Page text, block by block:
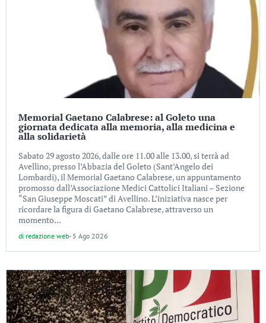
Memorial Gaetano Calabrese: al Goleto una
giornata dedicata alla memoria, alla medicina e
alla solidarietà
Sabato 29 agosto 2026, dalle ore 11.00 alle 13.00, si terrà ad
Avellino, presso l’Abbazia del Goleto (Sant’Angelo dei
Lombardi), il Memorial Gaetano Calabrese, un appuntamento
promosso dall’Associazione Medici Cattolici Italiani – Sezione
“San Giuseppe Moscati” di Avellino. L’iniziativa nasce per
ricordare la figura di Gaetano Calabrese, attraverso un
momento...
di redazione web- 5 Ago 2026